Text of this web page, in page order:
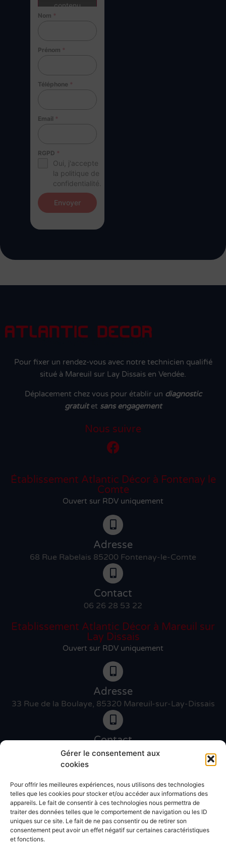
Gérer le consentement aux
cookies
Pour offrir les meilleures expériences, nous utilisons des technologies
telles que les cookies pour stocker et/ou accéder aux informations des
appareils. Le fait de consentir à ces technologies nous permettra de
traiter des données telles que le comportement de navigation ou les ID
uniques sur ce site. Le fait de ne pas consentir ou de retirer son
consentement peut avoir un effet négatif sur certaines caractéristiques
et fonctions.
contenu
Nom *
Prénom *
Téléphone *
Email *
RGPD *
Oui, j'accepte
la politique de
confidentialité.
Envoyer
Pour fixer un rendez-vous avec notre technicien qualifié
situé à Mareuil sur Lay Dissais en Vendée.
Déplacement chez vous pour établir un diagnostic
gratuitet sans engagement
Nous suivre
Établissement Atlantic Décor à Fontenay le
Comte
Ouvert sur RDV uniquement
Adresse
68 Rue Rabelais 85200 Fontenay-le-Comte
Contact
06 26 28 53 22
Etablissement Atlantic Décor à Mareuil sur
Lay Dissais
Ouvert sur RDV uniquement
Adresse
33 Rue de la Boulaye, 85320 Mareuil-sur-Lay-Dissais
Contact
06 46 27 89 83
Contact
02 51 30 31 09
Devis gratuit